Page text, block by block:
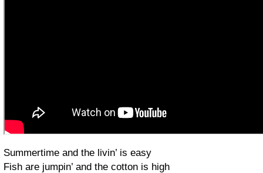
Summertime and the livin’ is easy
Fish are jumpin’ and the cotton is high